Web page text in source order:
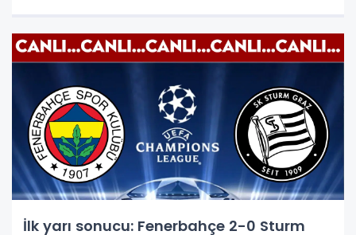
İlk yarı sonucu: Fenerbahçe 2-0 Sturm